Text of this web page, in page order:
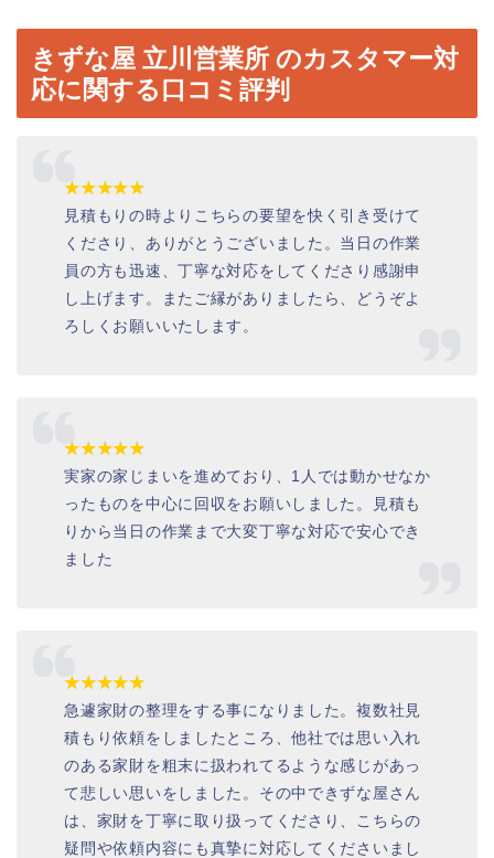
きずな屋 立川営業所 のカスタマー対
応に関する口コミ評判
★★★★★
見積もりの時よりこちらの要望を快く引き受けて
くださり、ありがとうございました。当日の作業
員の方も迅速、丁寧な対応をしてくださり感謝申
し上げます。またご縁がありましたら、どうぞよ
ろしくお願いいたします。
★★★★★
実家の家じまいを進めており、1人では動かせなか
ったものを中心に回収をお願いしました。見積も
りから当日の作業まで大変丁寧な対応で安心でき
ました
★★★★★
急遽家財の整理をする事になりました。複数社見
積もり依頼をしましたところ、他社では思い入れ
のある家財を粗末に扱われてるような感じがあっ
て悲しい思いをしました。その中できずな屋さん
は、家財を丁寧に取り扱ってくださり、こちらの
疑問や依頼内容にも真摯に対応してくださいまし